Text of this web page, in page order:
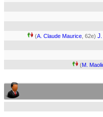
(A. Claude Maurice , 62e)
(M.